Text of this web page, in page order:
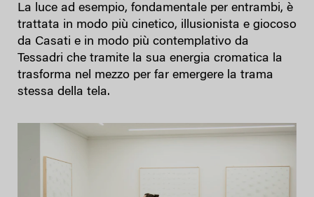
La luce ad esempio, fondamentale per entrambi, è
trattata in modo più cinetico, illusionista e giocoso
da Casati e in modo più contemplativo da
Tessadri che tramite la sua energia cromatica la
trasforma nel mezzo per far emergere la trama
stessa della tela.